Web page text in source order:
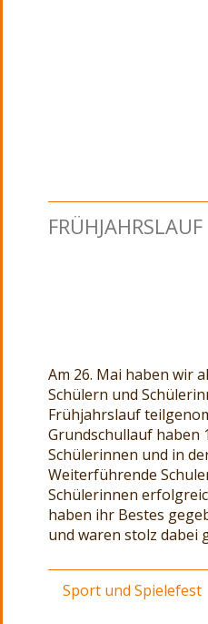
FRÜHJAHRSLAUF
Am 26. Mai haben wir
Schülern und
Frühjahrslauf
Grundschullauf haben
Schülerinnen und in
Weiterführende
Schülerinnen
haben ihr Bestes
und waren stolz dabei
Sport und Spielefest